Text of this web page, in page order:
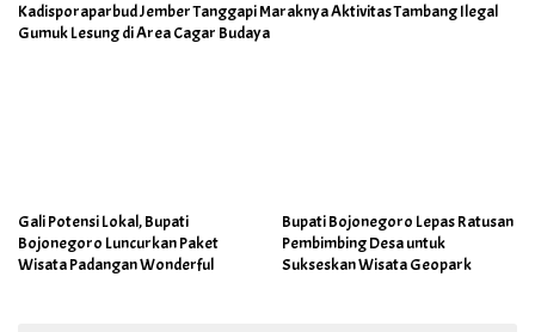
Kadisporaparbud Jember Tanggapi Maraknya Aktivitas Tambang Ilegal
Gumuk Lesung di Area Cagar Budaya
Gali Potensi Lokal, Bupati
Bojonegoro Luncurkan Paket
Wisata Padangan Wonderful
Bupati Bojonegoro Lepas Ratusan
Pembimbing Desa untuk
Sukseskan Wisata Geopark